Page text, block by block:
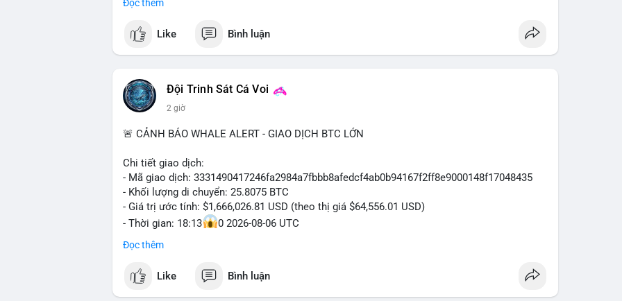
📰 Nguồn: Decrypt
#vlikevn #titanbot
📰 Nguồn: Cointelegraph
Đọc thêm
Like Bình luận
Đội Trinh Sát Cá Voi
2 giờ
🚨 CẢNH BÁO WHALE ALERT - GIAO DỊCH BTC LỚN
Chi tiết giao dịch:
- Mã giao dịch: 3331490417246fa2984a7fbbb8afedcf4ab0b94167f2ff8e9000148f17048435
- Khối lượng di chuyển: 25.8075 BTC
- Giá trị ước tính: $1,666,026.81 USD (theo thị giá $64,556.01 USD)
- Thời gian: 18:13
0 2026-08-06 UTC
Nhận định phân tích hành vi của Cá voi dựa trên giao dịch này:
Khối lượng 25.8 BTC trị giá hơn 1.66 triệu USD được di chuyển trong một giao dịch duy nhất
cho thấy dấu hiệu của một tổ chức hoặc cá nhân sở hữu lượng tài sản lớn. Động thái này có
thể là bước khởi đầu cho việc phân bổ lại danh mục đầu tư, hoặc chuẩn bị thanh khoản
Đọc thêm
Like Bình luận